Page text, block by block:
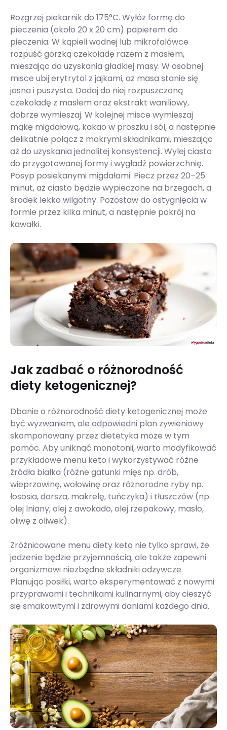
Rozgrzej piekarnik do 175°C. Wyłóż formę do
pieczenia (około 20 x 20 cm) papierem do
pieczenia. W kąpieli wodnej lub mikrofalówce
rozpuść gorzką czekoladę razem z masłem,
mieszając do uzyskania gładkiej masy. W osobnej
misce ubij erytrytol z jajkami, aż masa stanie się
jasna i puszysta. Dodaj do niej rozpuszczoną
czekoladę z masłem oraz ekstrakt waniliowy,
dobrze wymieszaj. W kolejnej misce wymieszaj
mąkę migdałową, kakao w proszku i sól, a następnie
delikatnie połącz z mokrymi składnikami, mieszając
aż do uzyskania jednolitej konsystencji. Wylej ciasto
do przygotowanej formy i wygładź powierzchnię.
Posyp posiekanymi migdałami. Piecz przez 20–25
minut, aż ciasto będzie wypieczone na brzegach, a
środek lekko wilgotny. Pozostaw do ostygnięcia w
formie przez kilka minut, a następnie pokrój na
kawałki.
Jak zadbać o różnorodność
diety ketogenicznej?
Dbanie o różnorodność diety ketogenicznej może
być wyzwaniem, ale odpowiedni plan żywieniowy
skomponowany przez dietetyka może w tym
pomóc. Aby uniknąć monotonii, warto modyfikować
przykładowe menu keto i wykorzystywać różne
źródła białka (różne gatunki mięs np. drób,
wieprzowinę, wołowinę oraz różnorodne ryby np.
łososia, dorsza, makrelę, tuńczyka) i tłuszczów (np.
olej lniany, olej z awokado, olej rzepakowy, masło,
oliwę z oliwek).
Zróżnicowane menu diety keto nie tylko sprawi, że
jedzenie będzie przyjemnością, ale także zapewni
organizmowi niezbędne składniki odżywcze.
Planując posiłki, warto eksperymentować z nowymi
przyprawami i technikami kulinarnymi, aby cieszyć
się smakowitymi i zdrowymi daniami każdego dnia.